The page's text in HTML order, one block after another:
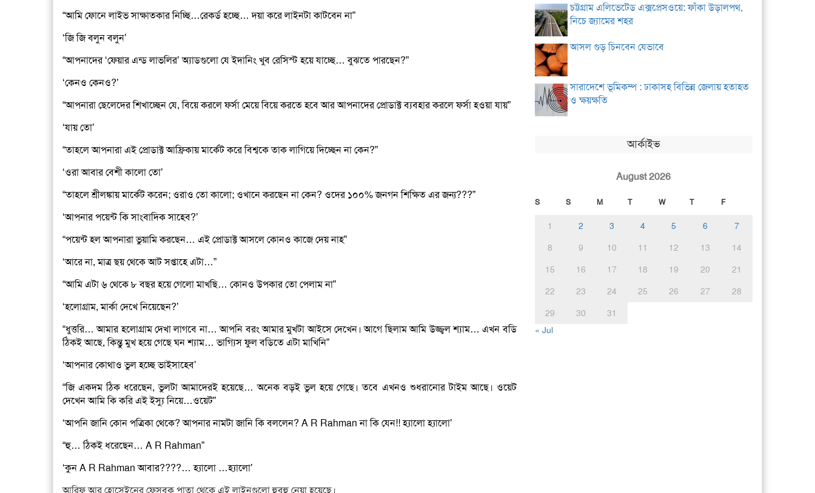
“আমি ফোনে লাইভ সাক্ষাতকার নিচ্ছি…রেকর্ড হচ্ছে… দয়া করে লাইনটা কাটবেন না”
‘জি জি বলুন বলুন’
“আপনাদের ‘ফেয়ার এন্ড লাভলির’ অ্যাডগুলো যে ইদানিং খুব রেসিস্ট হয়ে যাচ্ছে… বুঝতে পারছেন?”
‘কেনও কেনও?’
“আপনারা ছেলেদের শিখাচ্ছেন যে, বিয়ে করলে ফর্সা মেয়ে বিয়ে করতে হবে আর আপনাদের প্রোডাক্ট ব্যবহার করলে ফর্সা হওয়া যায়”
‘যায় তো’
“তাহলে আপনারা এই প্রোডাক্ট আফ্রিকায় মার্কেট করে বিশ্বকে তাক লাগিয়ে দিচ্ছেন না কেন?”
‘ওরা আবার বেশী কালো তো’
“তাহলে শ্রীলঙ্কায় মার্কেট করেন; ওরাও তো কালো; ওখানে করছেন না কেন? ওদের ১০০% জনগন শিক্ষিত এর জন্য???”
‘আপনার পয়েন্ট কি সাংবাদিক সাহেব?’
“পয়েন্ট হল আপনারা ভুয়ামি করছেন… এই প্রোডাক্ট আসলে কোনও কাজে দেয় নাহ”
‘আরে না, মাত্র ছয় থেকে আট সপ্তাহে এটা…”
“আমি এটা ৬ থেকে ৮ বছর হয়ে গেলো মাখছি… কোনও উপকার তো পেলাম না”
‘হলোগ্রাম, মার্কা দেখে নিয়েছেন?’
“ধুত্তরি… আমার হলোগ্রাম দেখা লাগবে না… আপনি বরং আমার মুখটা আইসে দেখেন। আগে ছিলাম আমি উজ্জ্বল শ্যাম… এখন বডি
ঠিকই আছে, কিন্তু মুখ হয়ে গেছে ঘন শ্যাম… ভাগ্যিস ফুল বডিতে এটা মাখিনি”
‘আপনার কোথাও ভুল হচ্ছে ভাইসাহেব’
“জি একদম ঠিক ধরেছেন, ভুলটা আমাদেরই হয়েছে… অনেক বড়ই ভুল হয়ে গেছে। তবে এখনও শুধরানোর টাইম আছে। ওয়েট
দেখেন আমি কি করি এই ইস্যু নিয়ে…ওয়েট”
‘আপনি জানি কোন পত্রিকা থেকে? আপনার নামটা জানি কি বললেন? A R Rahman না কি যেন!! হ্যালো হ্যালো’
“হু… ঠিকই ধরেছেন… A R Rahman”
‘কুন A R Rahman আবার????… হ্যালো …হ্যালো’
আরিফ আর হোসেইনের ফেসবুক পাতা থেকে এই লাইনগুলো হুবহু নেয়া হয়েছে।
চট্টগ্রাম এলিভেটেড এক্সপ্রেসওয়ে: ফাঁকা উড়ালপথ,
নিচে জ্যামের শহর
আসল গুড় চিনবেন যেভাবে
সারাদেশে ভূমিকম্প : ঢাকাসহ বিভিন্ন জেলায় হতাহত
ও ক্ষয়ক্ষতি
আর্কাইভ
August 2026
S S M T W T F
1 2 3 4 5 6
7
8
9 10 11 12 13
14
15
16 17 18 19 20
21
22
23 24 25 26 27
28
29
30
31
« Jul